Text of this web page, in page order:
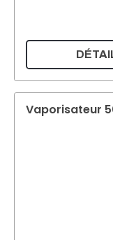
Vaporisateur